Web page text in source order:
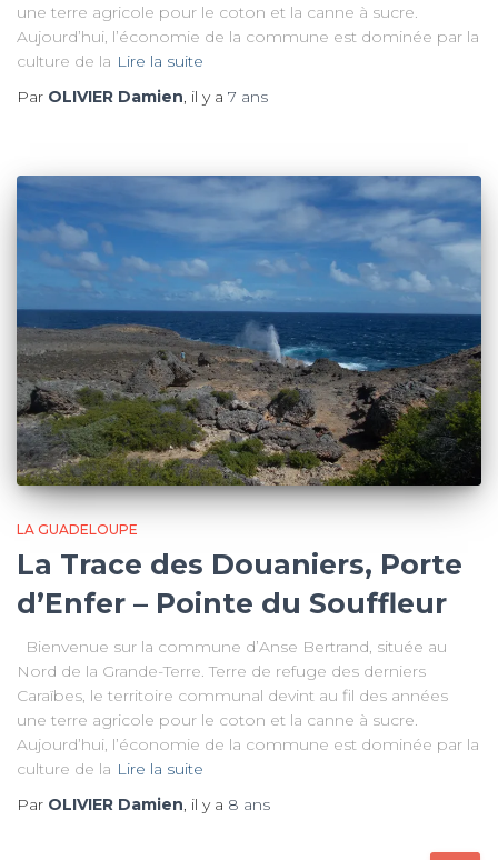
une terre agricole pour le coton et la canne à sucre.
Aujourd’hui, l’économie de la commune est dominée par la
culture de la Lire la suite
Par OLIVIER Damien, il y a 7 ans
LA GUADELOUPE
La Trace des Douaniers, Porte
d’Enfer – Pointe du Souffleur
Bienvenue sur la commune d’Anse Bertrand, située au
Nord de la Grande-Terre. Terre de refuge des derniers
Caraïbes, le territoire communal devint au fil des années
une terre agricole pour le coton et la canne à sucre.
Aujourd’hui, l’économie de la commune est dominée par la
culture de la Lire la suite
Par OLIVIER Damien, il y a 8 ans